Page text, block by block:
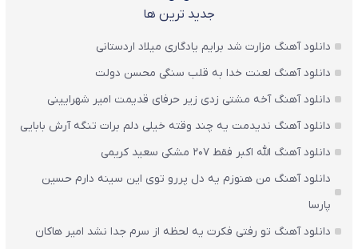
جدید ترین ها
دانلود آهنگ مزارت شد برایم یادگاری میلاد اردستانی
دانلود آهنگ لعنت خدا به قلب سنگی محسن دولت
دانلود آهنگ آخه مشتی زدی زیر حرفای قدیمت امیر شهرایینی
دانلود آهنگ ندیدمت یه چند وقته خیلی دلم برات تنگه آرش بابایی
دانلود آهنگ الله اکبر فقط 207 مشکی سعید کریمی
دانلود آهنگ من هنوزم یه دل پررو توی این سینه دارم حسین
پارسا
دانلود آهنگ تو رفتی فکرت یه لحظه از سرم جدا نشد امیر هاکان